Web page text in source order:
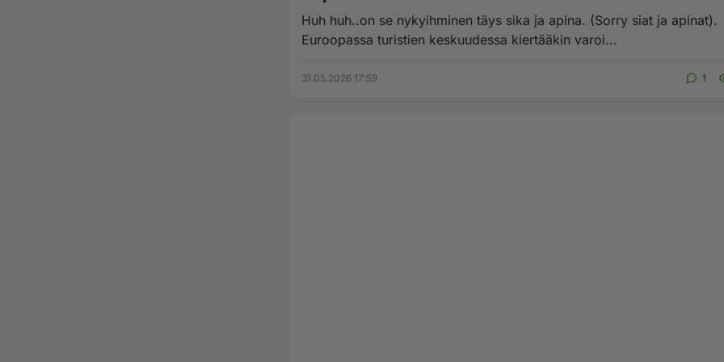
Huh huh..on se nykyihminen täys sika ja apina. (Sorry siat ja apinat).
Euroopassa turistien keskuudessa kiertääkin varoi...
31.05.2026 17:59 1